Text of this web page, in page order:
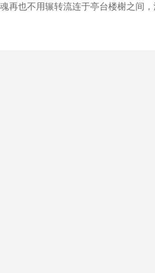
再也不用辗转流连于亭台楼榭之间，